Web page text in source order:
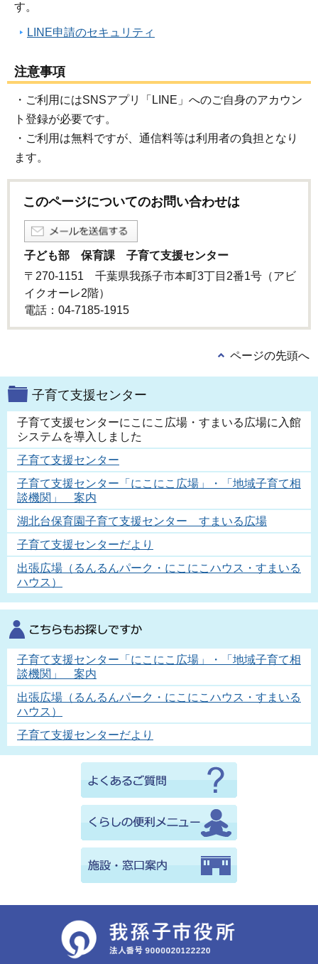
す。
LINE申請のセキュリティ
注意事項
・ご利用にはSNSアプリ「LINE」へのご自身のアカウン
ト登録が必要です。
・ご利用は無料ですが、通信料等は利用者の負担となり
ます。
このページについてのお問い合わせは
子ども部 保育課 子育て支援センター
〒270-1151 千葉県我孫子市本町3丁目2番1号（アビ
イクオーレ2階）
電話：04-7185-1915
ページの先頭へ
子育て支援センター
子育て支援センターにこにこ広場・すまいる広場に入館
システムを導入しました
子育て支援センター
子育て支援センター「にこにこ広場」・「地域子育て相
談機関」 案内
湖北台保育園子育て支援センター すまいる広場
子育て支援センターだより
出張広場（るんるんパーク・にこにこハウス・すまいる
ハウス）
子育て支援センター「にこにこ広場」・「地域子育て相
談機関」 案内
出張広場（るんるんパーク・にこにこハウス・すまいる
ハウス）
子育て支援センターだより